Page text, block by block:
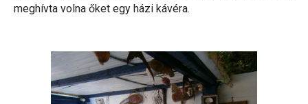
meghívta volna őket egy házi kávéra.